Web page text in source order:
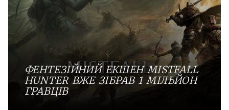
ФЕНТЕЗІЙНИЙ ЕКШЕН MISTFALL
HUNTER ВЖЕ ЗІБРАВ 1 МІЛЬЙОН
ГРАВЦІВ